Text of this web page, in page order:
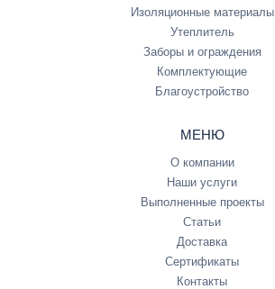
Изоляционные материалы
Утеплитель
Заборы и ограждения
Комплектующие
Благоустройство
МЕНЮ
О компании
Наши услуги
Выполненные проекты
Статьи
Доставка
Сертификаты
Контакты